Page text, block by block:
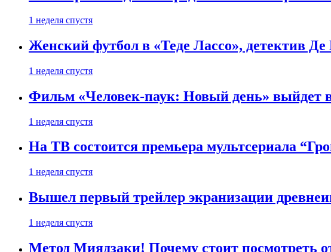
1 неделя спустя
Женский футбол в «Теде Лассо», детектив
1 неделя спустя
Фильм «Человек-паук: Новый день» выйдет в
1 неделя спустя
На ТВ состоится премьера мультсериала
1 неделя спустя
Вышел первый трейлер экранизации
1 неделя спустя
Метод Миядзаки! Почему стоит посмотреть